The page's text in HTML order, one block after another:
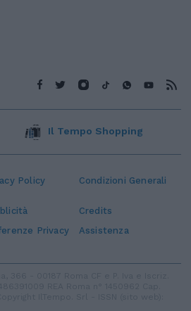
Policy Condizioni Generali
Credits
Privacy Assistenza
Il Tempo Shopping